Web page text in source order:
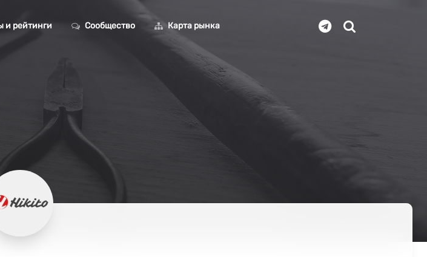
и рейтинги Сообщество Карта рынка